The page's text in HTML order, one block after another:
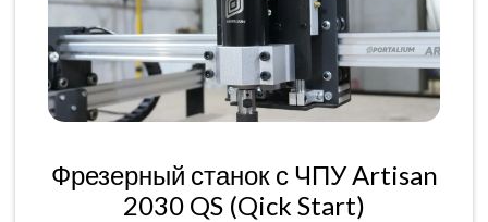
Фрезерный станок с ЧПУ Artisan
2030 QS (Qick Start)